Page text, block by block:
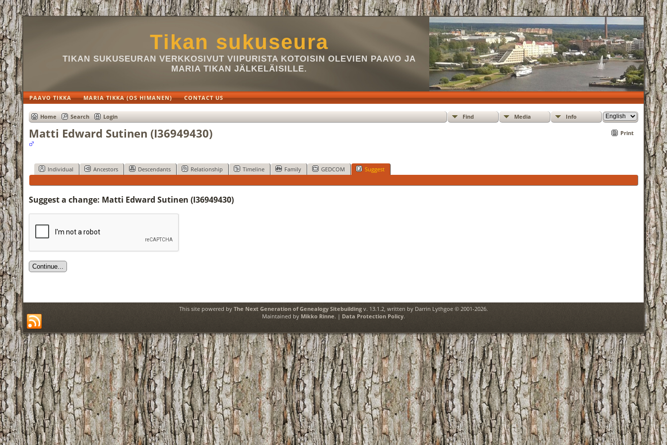
Tikan sukuseura
TIKAN SUKUSEURAN VERKKOSIVUT VIIPURISTA KOTOISIN OLEVIEN PAAVO JA
MARIA TIKAN JÄLKELÄISILLE.
PAAVO TIKKA MARIA TIKKA (OS HIMANEN) CONTACT US
Home Search Login Find Media Info
Print
Matti Edward Sutinen (I36949430)
Individual Ancestors Descendants Relationship Timeline Family GEDCOM Suggest
Suggest a change: Matti Edward Sutinen (I36949430)
This site powered by The Next Generation of Genealogy Sitebuilding v. 13.1.2, written by Darrin Lythgoe © 2001-2026.
Maintained by Mikko Rinne. | Data Protection Policy.